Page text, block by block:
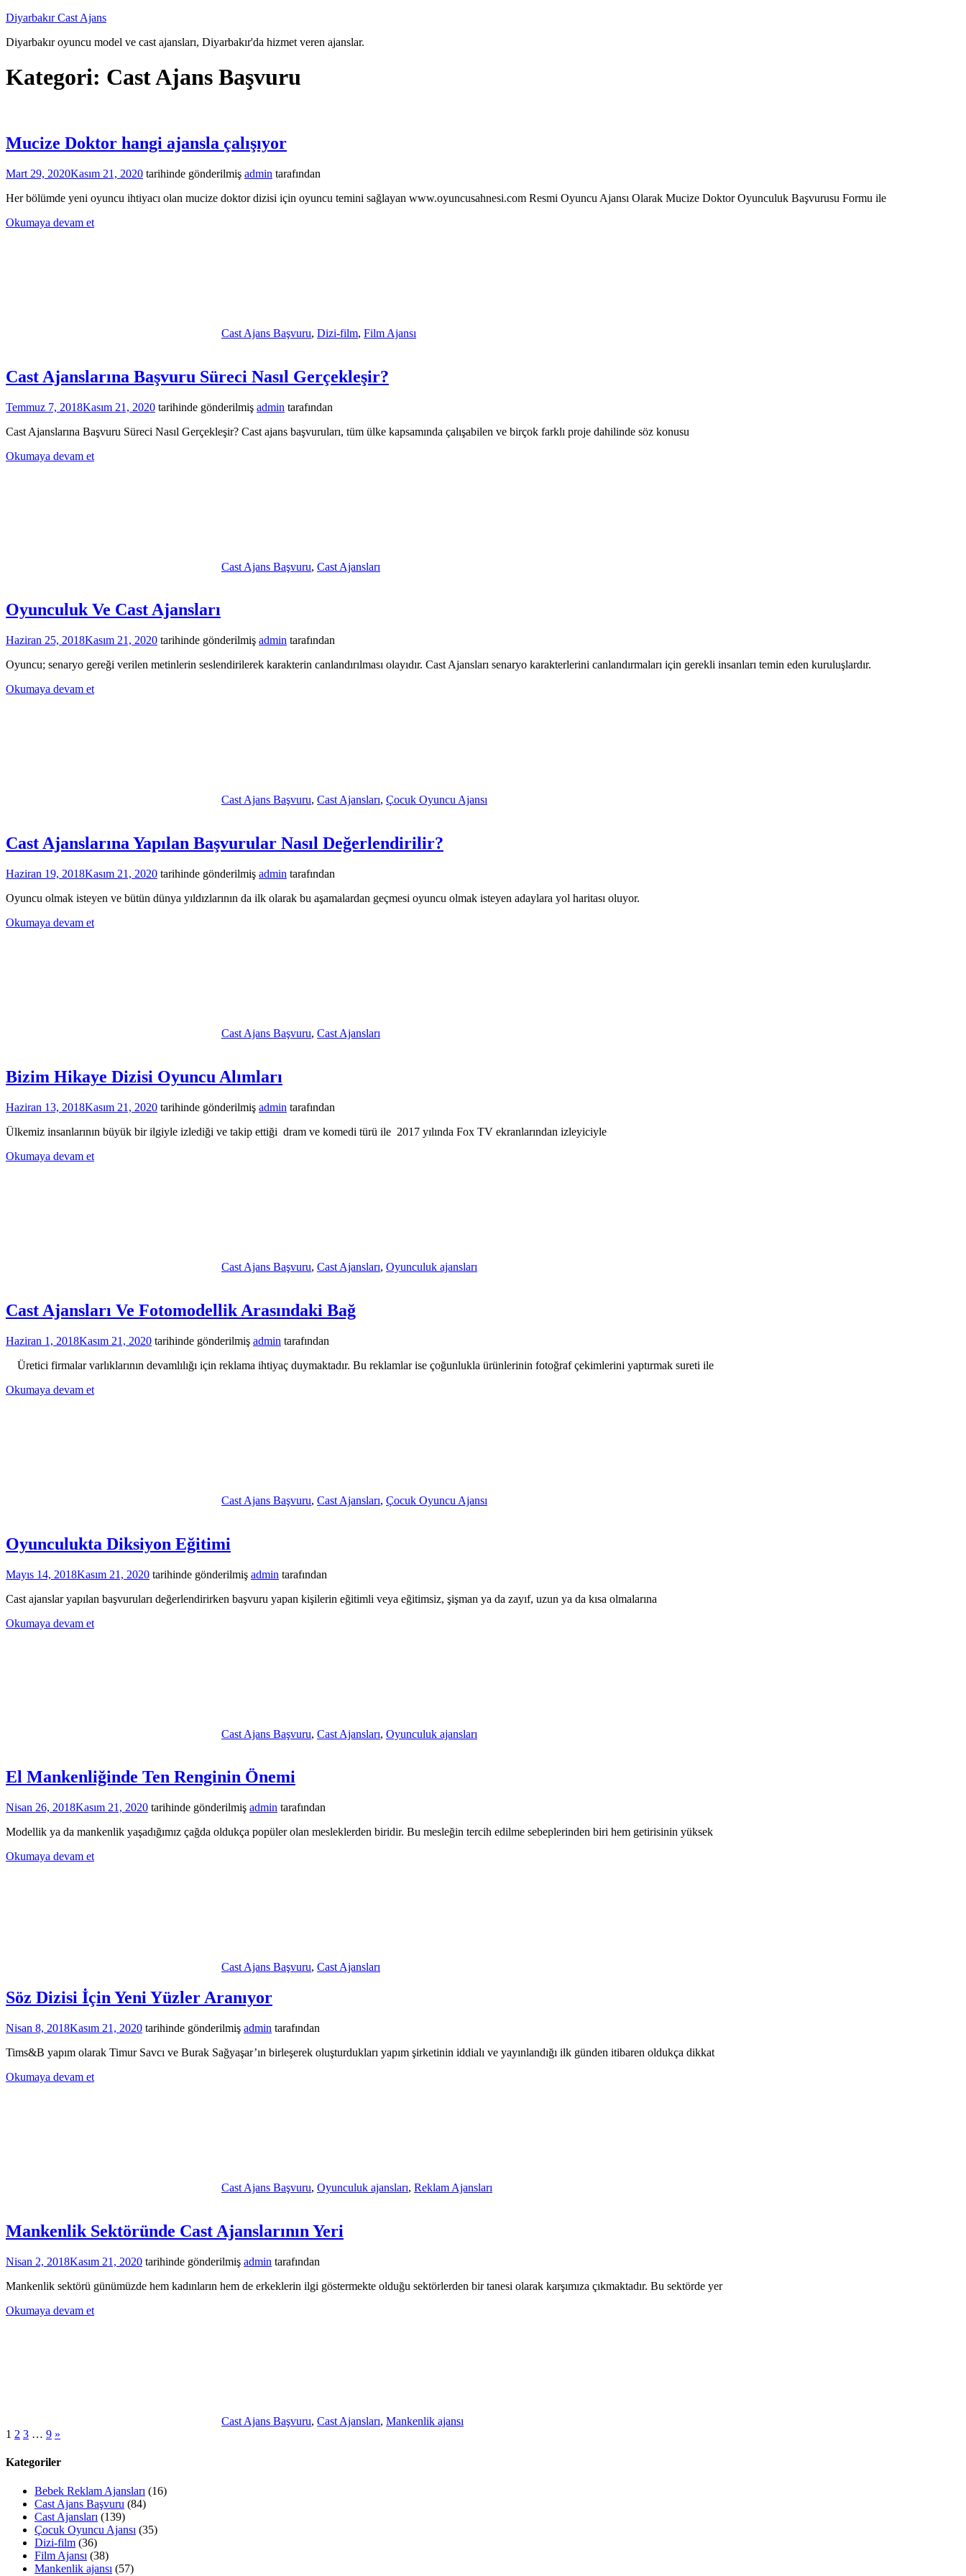
İçeriğe
Diyarbakır Cast Ajans
Diyarbakır oyuncu model ve cast ajansları, Diyarbakır'da hizmet veren ajanslar.
Kategori: Cast Ajans Başvuru
Mucize Doktor hangi ajansla çalışıyor
Mart 29, 2020Kasım 21, 2020 tarihinde gönderilmiş admin tarafından
Her bölümde yeni oyuncu ihtiyacı olan mucize doktor dizisi için oyuncu temini sağlayan www.oyuncusahnesi.com Resmi Oyuncu Ajansı Olarak Mucize Doktor Oyunculuk Başvurusu Formu ile
Okumaya devam et
Cast Ajans Başvuru, Dizi-film, Film Ajansı
Cast Ajanslarına Başvuru Süreci Nasıl Gerçekleşir?
Temmuz 7, 2018Kasım 21, 2020 tarihinde gönderilmiş admin tarafından
Cast Ajanslarına Başvuru Süreci Nasıl Gerçekleşir? Cast ajans başvuruları, tüm ülke kapsamında çalışabilen ve birçok farklı proje dahilinde söz konusu
Okumaya devam et
Cast Ajans Başvuru, Cast Ajansları
Oyunculuk Ve Cast Ajansları
Haziran 25, 2018Kasım 21, 2020 tarihinde gönderilmiş admin tarafından
Oyuncu; senaryo gereği verilen metinlerin seslendirilerek karakterin canlandırılması olayıdır. Cast Ajansları senaryo karakterlerini canlandırmaları için gerekli insanları temin eden kuruluşlardır.
Okumaya devam et
Cast Ajans Başvuru, Cast Ajansları, Çocuk Oyuncu Ajansı
Cast Ajanslarına Yapılan Başvurular Nasıl Değerlendirilir?
Haziran 19, 2018Kasım 21, 2020 tarihinde gönderilmiş admin tarafından
Oyuncu olmak isteyen ve bütün dünya yıldızlarının da ilk olarak bu aşamalardan geçmesi oyuncu olmak isteyen adaylara yol haritası oluyor.
Okumaya devam et
Cast Ajans Başvuru, Cast Ajansları
Bizim Hikaye Dizisi Oyuncu Alımları
Haziran 13, 2018Kasım 21, 2020 tarihinde gönderilmiş admin tarafından
Ülkemiz insanlarının büyük bir ilgiyle izlediği ve takip ettiği dram ve komedi türü ile 2017 yılında Fox TV ekranlarından izleyiciyle
Okumaya devam et
Cast Ajans Başvuru, Cast Ajansları, Oyunculuk ajansları
Cast Ajansları Ve Fotomodellik Arasındaki Bağ
Haziran 1, 2018Kasım 21, 2020 tarihinde gönderilmiş admin tarafından
Üretici firmalar varlıklarının devamlılığı için reklama ihtiyaç duymaktadır. Bu reklamlar ise çoğunlukla ürünlerinin fotoğraf çekimlerini yaptırmak sureti ile
Okumaya devam et
Cast Ajans Başvuru, Cast Ajansları, Çocuk Oyuncu Ajansı
Oyunculukta Diksiyon Eğitimi
Mayıs 14, 2018Kasım 21, 2020 tarihinde gönderilmiş admin tarafından
Cast ajanslar yapılan başvuruları değerlendirirken başvuru yapan kişilerin eğitimli veya eğitimsiz, şişman ya da zayıf, uzun ya da kısa olmalarına
Okumaya devam et
Cast Ajans Başvuru, Cast Ajansları, Oyunculuk ajansları
El Mankenliğinde Ten Renginin Önemi
Nisan 26, 2018Kasım 21, 2020 tarihinde gönderilmiş admin tarafından
Modellik ya da mankenlik yaşadığımız çağda oldukça popüler olan mesleklerden biridir. Bu mesleğin tercih edilme sebeplerinden biri hem getirisinin yüksek
Okumaya devam et
Cast Ajans Başvuru, Cast Ajansları
Söz Dizisi İçin Yeni Yüzler Aranıyor
Nisan 8, 2018Kasım 21, 2020 tarihinde gönderilmiş admin tarafından
Tims&B yapım olarak Timur Savcı ve Burak Sağyaşar’ın birleşerek oluşturdukları yapım şirketinin iddialı ve yayınlandığı ilk günden itibaren oldukça dikkat
Okumaya devam et
Cast Ajans Başvuru, Oyunculuk ajansları, Reklam Ajansları
Mankenlik Sektöründe Cast Ajanslarının Yeri
Nisan 2, 2018Kasım 21, 2020 tarihinde gönderilmiş admin tarafından
Mankenlik sektörü günümüzde hem kadınların hem de erkeklerin ilgi göstermekte olduğu sektörlerden bir tanesi olarak karşımıza çıkmaktadır. Bu sektörde yer
Okumaya devam et
Cast Ajans Başvuru, Cast Ajansları, Mankenlik ajansı
Yazı
sayfalaması
1 2 3 … 9 Sonraki
»
Kategoriler
Bebek Reklam Ajansları (16)
Cast Ajans Başvuru (84)
Cast Ajansları (139)
Çocuk Oyuncu Ajansı (35)
Dizi-film (36)
Film Ajansı (38)
Mankenlik ajansı (57)